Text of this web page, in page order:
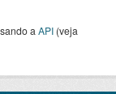
a API (veja